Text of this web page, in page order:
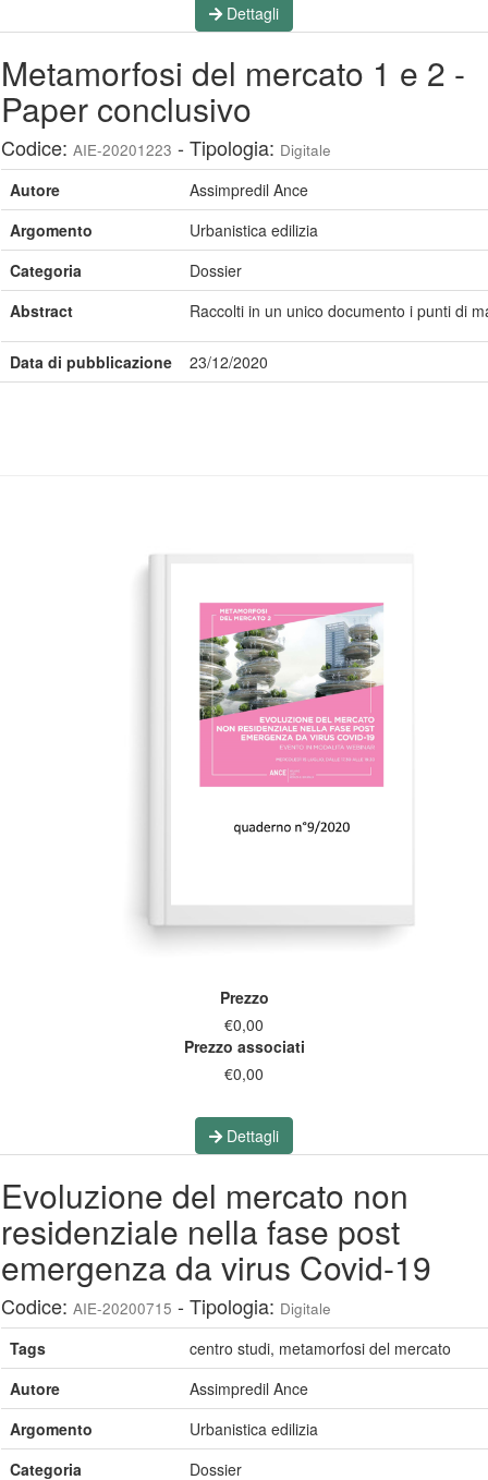
Dettagli
Metamorfosi del mercato 1 e 2 -
Paper conclusivo
Codice: AIE-20201223 - Tipologia: Digitale
Autore
Assimpredil Ance
Argomento
Urbanistica edilizia
Categoria
Dossier
Abstract
Raccolti in un unico documento i punti di
Data di pubblicazione 23/12/2020
Prezzo
€0,00
Prezzo associati
€0,00
Dettagli
Evoluzione del mercato non
residenziale nella fase post
emergenza da virus Covid-19
Codice: AIE-20200715 - Tipologia: Digitale
Tags
centro studi, metamorfosi del mercato
Autore
Assimpredil Ance
Argomento
Urbanistica edilizia
Categoria
Dossier